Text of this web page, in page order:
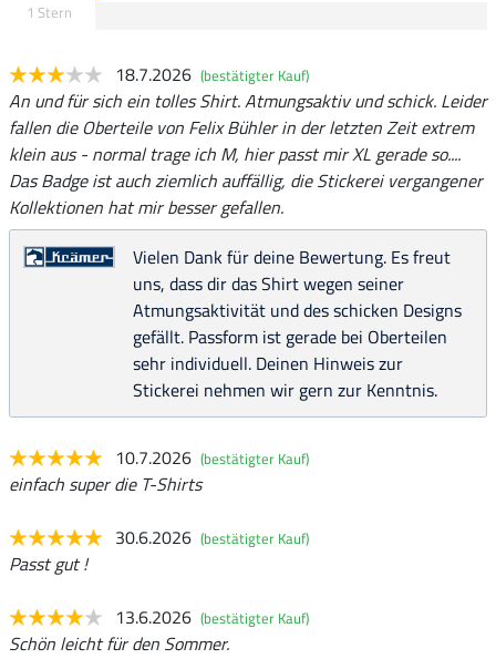
1 Stern
18.7.2026 (bestätigter Kauf)
An und für sich ein tolles Shirt. Atmungsaktiv und schick. Leider
fallen die Oberteile von Felix Bühler in der letzten Zeit extrem
klein aus - normal trage ich M, hier passt mir XL gerade so....
Das Badge ist auch ziemlich auffällig, die Stickerei vergangener
Kollektionen hat mir besser gefallen.
Vielen Dank für deine Bewertung. Es freut
uns, dass dir das Shirt wegen seiner
Atmungsaktivität und des schicken Designs
gefällt. Passform ist gerade bei Oberteilen
sehr individuell. Deinen Hinweis zur
Stickerei nehmen wir gern zur Kenntnis.
10.7.2026 (bestätigter Kauf)
einfach super die T-Shirts
30.6.2026 (bestätigter Kauf)
Passt gut !
13.6.2026 (bestätigter Kauf)
Schön leicht für den Sommer.